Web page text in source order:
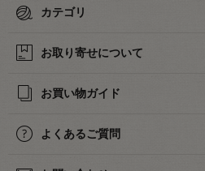
カテゴリ
お取り寄せについて
お買い物ガイド
よくあるご質問